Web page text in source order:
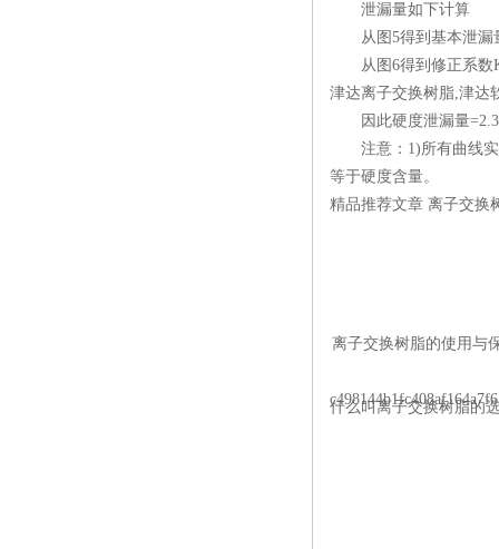
泄漏量如下计算
从图5得到基本泄漏量
从图6得到修正系数
津达离子交换树脂,津达
因此硬度泄漏量
注意：1)所有曲线实
等于硬度含量。
精品推荐文章 离子交换
离子交换树脂的使用与
什么叫离子交换树脂的